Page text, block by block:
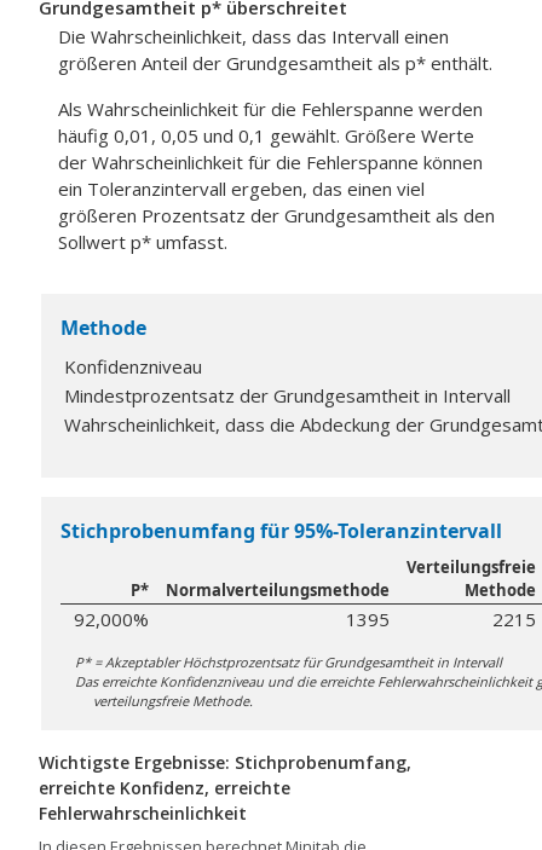
Grundgesamtheit p* überschreitet
Die Wahrscheinlichkeit, dass das Intervall einen
größeren Anteil der Grundgesamtheit als p* enthält.
Als Wahrscheinlichkeit für die Fehlerspanne werden
häufig 0,01, 0,05 und 0,1 gewählt. Größere Werte
der Wahrscheinlichkeit für die Fehlerspanne können
ein Toleranzintervall ergeben, das einen viel
größeren Prozentsatz der Grundgesamtheit als den
Sollwert p* umfasst.
Methode
Konfidenzniveau
Mindestprozentsatz der Grundgesamtheit in Intervall
Wahrscheinlichkeit, dass die Abdeckung der
Stichprobenumfang für 95%-Toleranzintervall
P* Normalverteilungsmethode
Verteilungsfreie
Methode
92,000% 1395 2215
P* = Akzeptabler Höchstprozentsatz für Grundgesamtheit in Intervall
Das erreichte Konfidenzniveau und die erreichte Fehlerwahrscheinlichkeit
verteilungsfreie Methode.
Wichtigste Ergebnisse: Stichprobenumfang,
erreichte Konfidenz, erreichte
Fehlerwahrscheinlichkeit